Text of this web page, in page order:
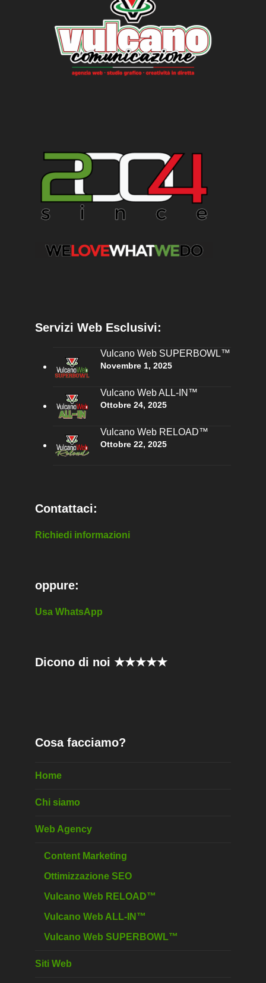
Servizi Web Esclusivi:
Vulcano Web SUPERBOWL™
Novembre 1, 2025
Vulcano Web ALL-IN™
Ottobre 24, 2025
Vulcano Web RELOAD™
Ottobre 22, 2025
Contattaci:
Richiedi informazioni
oppure:
Usa WhatsApp
Dicono di noi ★★★★★
Cosa facciamo?
Home
Chi siamo
Web Agency
Content Marketing
Ottimizzazione SEO
Vulcano Web RELOAD™
Vulcano Web ALL-IN™
Vulcano Web SUPERBOWL™
Siti Web